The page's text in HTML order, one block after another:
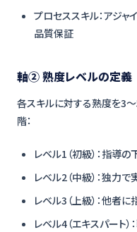
プロセススキル：アジ
品質保証
軸② 熟度レベルの定義
各スキルに対する熟度を3
階：
レベル1（初級）：指導
レベル2（中級）：独力
レベル3（上級）：他者
レベル4（エキスパート